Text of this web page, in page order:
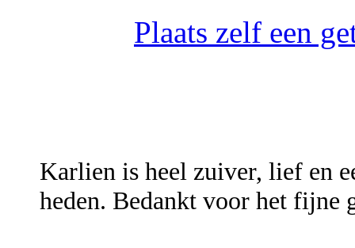
Plaats zelf een
Karlien is heel zuiver, lief en
heden. Bedankt voor het fijne